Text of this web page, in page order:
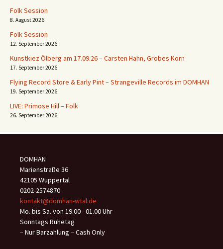
Folk Session
8. August 2026
Folk Session
12. September 2026
Kunstkiez Ölberg am 17.09.26 – Carsten Hahn, Grobes Korn
17. September 2026
Flying Record Store & Early Pint – Strangeville Records im DOMHAN
19. September 2026
LIVE: Primose Hill – Folk
26. September 2026
DOMHAN
Marienstraße 36
42105 Wuppertal
0202-2574870
kontakt@domhan-wtal.de
Mo. bis Sa. von 19.00 - 01.00 Uhr
Sonntags Ruhetag
– Nur Barzahlung – Cash Only